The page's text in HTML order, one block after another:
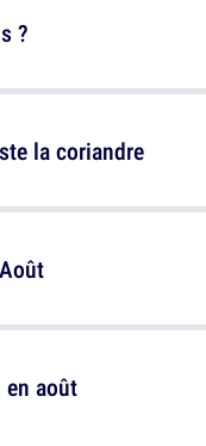
?
la coriandre
en août